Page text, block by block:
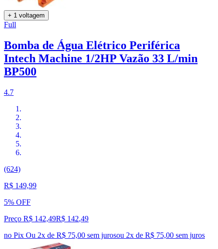
+ 1 voltagem
Full
Bomba de Água Elétrico Periférica
Intech Machine 1/2HP Vazão 33 L/min
BP500
4.7
(624)
R$ 149,99
5% OFF
Preço R$ 142,49R$ 142,49
no Pix Ou 2x de R$ 75,00 sem jurosou 2x de R$ 75,00 sem juros